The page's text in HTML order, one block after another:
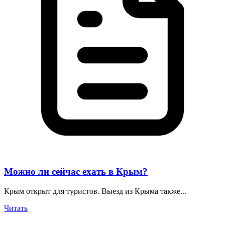
Можно ли сейчас ехать в Крым?
Крым открыт для туристов. Выезд из Крыма также...
Читать